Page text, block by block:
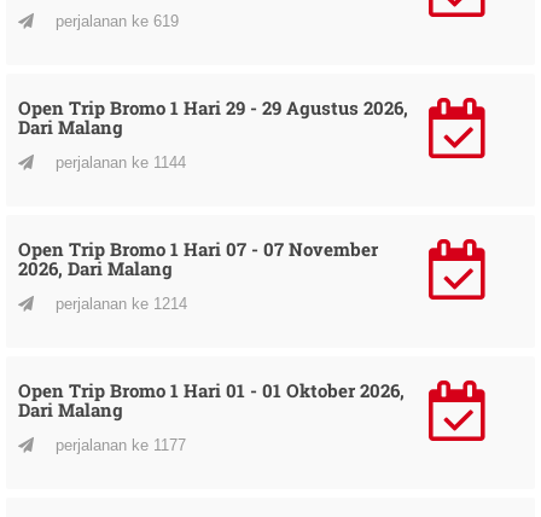
perjalanan ke 619
Open Trip Bromo 1 Hari 29 - 29 Agustus 2026,
Dari Malang
perjalanan ke 1144
Open Trip Bromo 1 Hari 07 - 07 November
2026, Dari Malang
perjalanan ke 1214
Open Trip Bromo 1 Hari 01 - 01 Oktober 2026,
Dari Malang
perjalanan ke 1177